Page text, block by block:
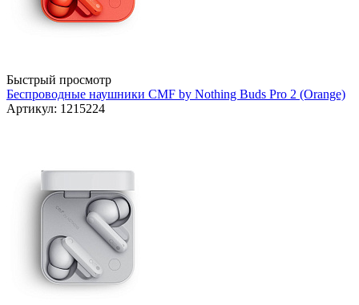
Быстрый просмотр
Беспроводные наушники CMF by Nothing Buds Pro 2 (Orange)
Артикул: 1215224